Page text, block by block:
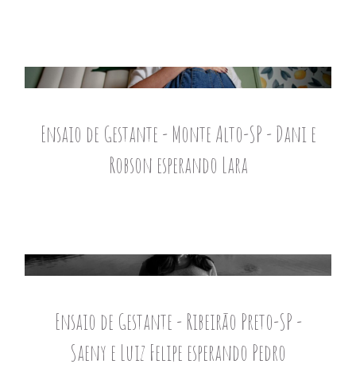
Ensaio de Gestante - Monte Alto-SP - Dani e
Robson esperando Lara
Ensaio de Gestante - Ribeirão Preto-SP -
Saeny e Luiz Felipe esperando Pedro